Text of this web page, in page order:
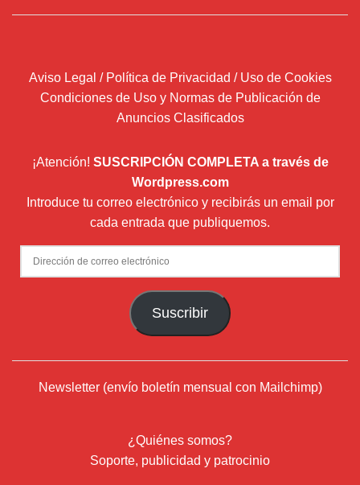
Aviso Legal / Política de Privacidad / Uso de Cookies
Condiciones de Uso y Normas de Publicación de
Anuncios Clasificados
¡Atención! SUSCRIPCIÓN COMPLETA a través de
Wordpress.com
Introduce tu correo electrónico y recibirás un email por
cada entrada que publiquemos.
Dirección
de
Suscribir
Newsletter (envío boletín mensual con Mailchimp)
¿Quiénes somos?
Soporte, publicidad y patrocinio